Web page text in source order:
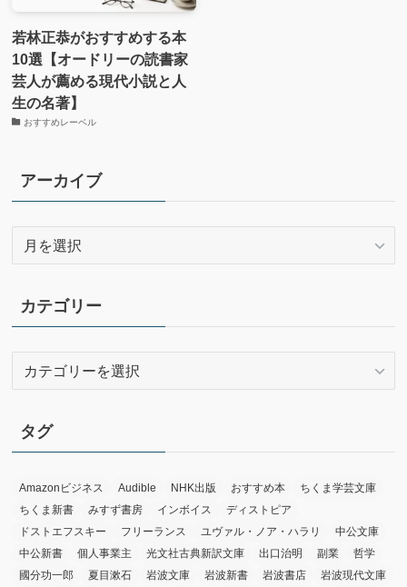
若林正恭がおすすめする本
10選【オードリーの読書家
芸人が薦める現代小説と人
生の名著】
おすすめレーベル
アーカイブ
イ
ブ
カテゴリー
リ
ー
タグ
Amazonビジネス Audible NHK出版 おすすめ本
ちくま学芸文庫
ちくま新書
みすず書房 インボイス
ディストピア
ドストエフスキー
フリーランス ユヴァル・ノア・ハラリ
中公文庫
中公新書
個人事業主 光文社古典新訳文庫 出口治明 副業
哲学
國分功一郎
夏目漱石 岩波文庫 岩波新書 岩波書店 岩波現代文庫